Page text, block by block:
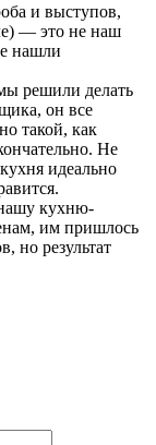
и выступов,
— это не наш
нашли
решили делать
он все
такой, как
Не
идеально
кухню-
им пришлось
но результат